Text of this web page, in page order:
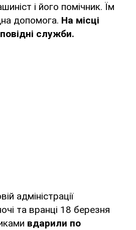
і його помічник. Їм
допомога. На місці
служби.
адміністрації
та вранці 18 березня
вдарили по